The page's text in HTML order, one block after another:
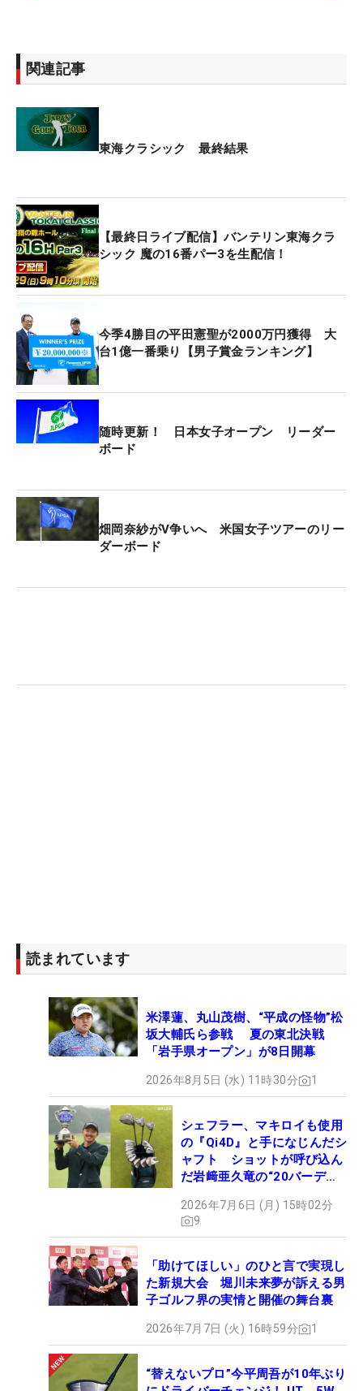
聖、首位タイから出た岩﨑亜久竜、今平周吾、小木
曽喬、トータル12アンダー9位タイに浅地洋佑、竹
トータル11アンダー・11位タイには蟬川泰果、下家
生、池田勇太らが入り、昨年覇者・木下裕太はトー
タル1オーバー・62位タイで競技を終えた。
関連記事
東海クラシック 最終結果
【最終日ライブ配信】バンテリン東海クラ
シック 魔の16番パー3を生配信！
今季4勝目の平田憲聖が2000万円獲得 大
台1億一番乗り【男子賞金ランキング】
随時更新！ 日本女子オープン リーダー
ボード
畑岡奈紗がV争いへ 米国女子ツアーのリー
ダーボード
読まれています
米澤蓮、丸山茂樹、“平成の怪物”松
坂大輔氏ら参戦 夏の東北決戦
「岩手県オープン」が8日開幕
2026年8月5日 (水) 11時30分 1
シェフラー、マキロイも使用
の『Qi4D』と手になじんだシ
ャフト ショットが呼び込ん
だ岩﨑亜久竜の“20バーデ
2026年7月6日 (月) 15時02分
9
「助けてほしい」のひと言で実現し
た新規大会 堀川未来夢が訴える男
子ゴルフ界の実情と開催の舞台裏
2026年7月7日 (火) 16時59分 1
“替えないプロ”今平周吾が10年ぶり